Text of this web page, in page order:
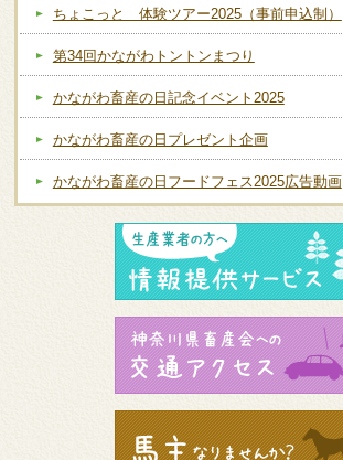
ちょこっと 体験ツアー2025（事前申込制）
第34回かながわトントンまつり
かながわ畜産の日記念イベント2025
かながわ畜産の日プレゼント企画
かながわ畜産の日フードフェス2025広告動画